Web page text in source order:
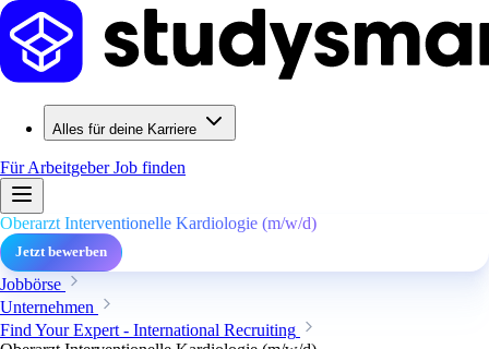
Alles für deine Karriere
Für ArbeitgeberJob finden
Oberarzt Interventionelle Kardiologie (m/w/d)
Jetzt bewerben
Jobbörse
Unternehmen
Find Your Expert - International Recruiting